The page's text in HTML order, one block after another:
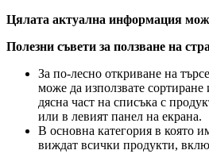
Цялата актуална информация
Полезни съвети за ползване на
За по-лесно откриване на
може да използвате
дясна част на списъка с
или в левият панел на екрана.
В основна категория в която
виждат всички продукти,